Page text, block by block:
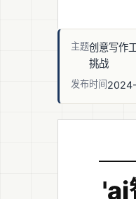
主题创意写作
挑战
发布时间
'ai